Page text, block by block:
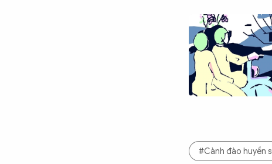
#Cành đào huyền